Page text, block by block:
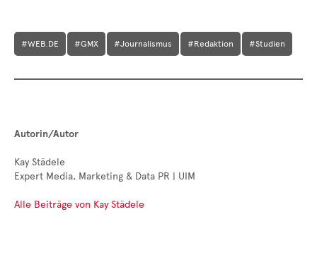
#WEB.DE #GMX #Journalismus #Redaktion #Studien
Autorin/Autor
Kay Städele
Expert Media, Marketing & Data PR | UIM
Alle Beiträge von Kay Städele